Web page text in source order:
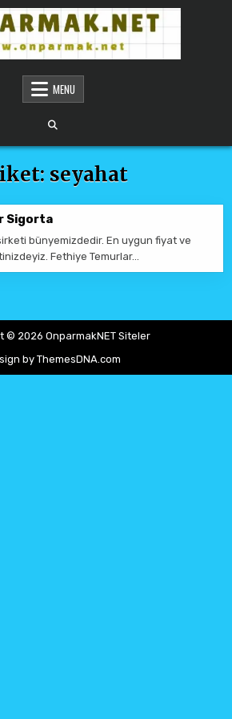
MENU
seyahat
Sigorta
bünyemizdedir. En uygun fiyat ve
Fethiye Temurlar…
© 2026 OnparmakNET Siteler
by ThemesDNA.com